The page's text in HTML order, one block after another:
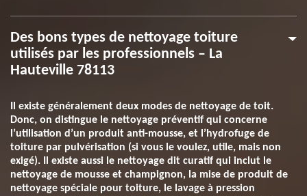
Des bons types de nettoyage toiture
utilisés par les professionnels – La
Hauteville 78113
Il existe généralement deux modes de nettoyage de toit.
Donc, on distingue le nettoyage préventif qui concerne
l’utilisation d’un produit anti-mousse, et l’hydrofuge de
toiture par pulvérisation (si vous le voulez, utile, mais non
exigé). Il existe aussi le nettoyage dit curatif qui inclut le
nettoyage de mousse et champignon, la mise de produit de
nettoyage spéciale pour toiture, le lavage à pression